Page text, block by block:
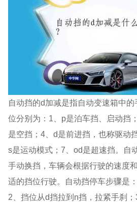
自动挡的d加减是指自动变速箱中
位分别为：1、p是泊车挡、启动挡
是空挡；4、d是前进挡，也称驱动
s是运动模式；7、od是超速挡。自
手动换挡，车辆会根据行驶的速度
适的挡位行驶。自动挡停车步骤是
2、挡位从d挡拉到n挡，拉紧手刹